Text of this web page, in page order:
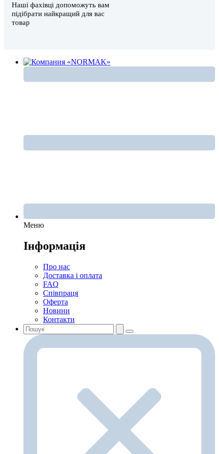
Наші фахівці допоможуть вам
підібрати найкращий для вас
товар
Меню
Інформація
Про нас
Доставка і оплата
FAQ
Співпраця
Оферта
Новини
Контакти